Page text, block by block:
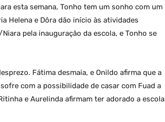
esta semana, Tonho tem um sonho com um
Helena e Dôra dão início às atividades
pela inauguração da escola, e Tonho se
Fátima desmaia, e Onildo afirma que a
com a possibilidade de casar com Fuad a
e Aurelinda afirmam ter adorado a escola